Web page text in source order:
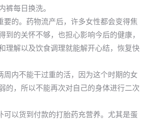
裤每日换洗。
要的。药物流产后，许多女性都会变得焦
到的关怀不够，也担心影响今后的健康，
理解以及饮食调理就能解开心结，恢复快
周内不能干过重的活，因为这个时期的女
的，所以不能再次对自己的身体进行二次
可以货到付款的打胎药充营养。尤其是蛋